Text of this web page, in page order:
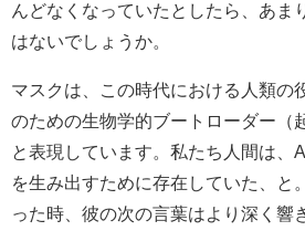
んどなくなっていたとしたら、あま
はないでしょうか。
マスクは、この時代における人類の
のための生物学的ブートローダー（
と表現しています。私たち人間は、
を生み出すために存在していた、と
った時、彼の次の言葉はより深く響